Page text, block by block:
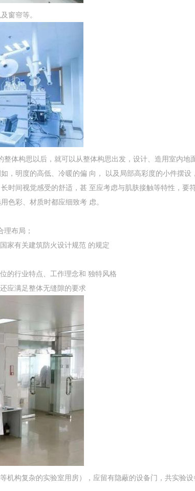
窗帘等。
整体构思以后，就可以从整体构思出发，设计、造用室内
，明度的高低、冷暖的偏 向， 以及局部高彩度的小件摆设
时间视觉感受的舒适，甚 至应考虑与肌肤接触等特性，要
色彩、材质时都应细致考 虑。
布局；
家有关建筑防火设计规范 的规定
的行业特点、工作理念和 独特风格
应满足整体无缝隙的要求
构复杂的实验室用房），应留有隐蔽的设备门，共实验设